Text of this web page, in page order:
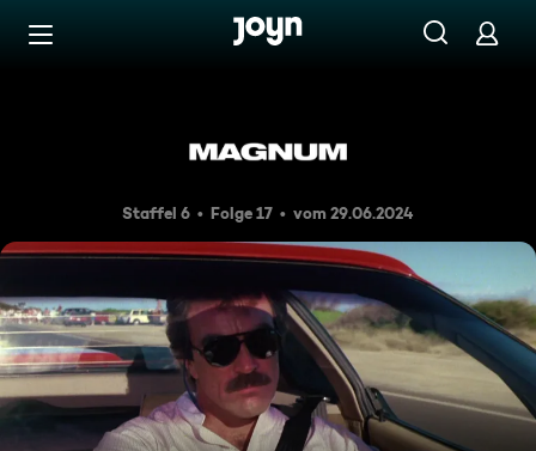
Zum Inhalt springen
Staffel 6 Folge 17 vom 29.06.2024